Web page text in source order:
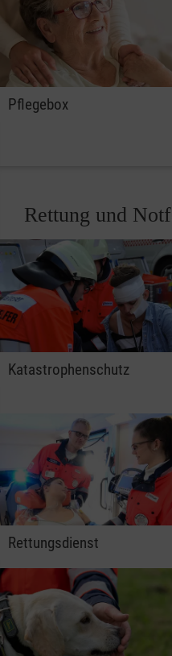
Pflegebox
Rettung und
Katastrophenschutz
Rettungsdienst